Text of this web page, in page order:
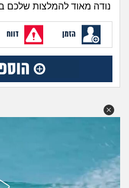
נודה מאוד להמלצות שלכם
הזמן דווח